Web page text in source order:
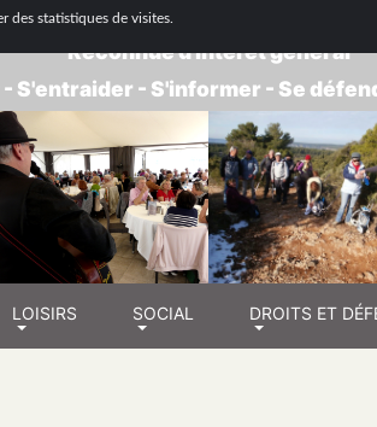
des statistiques de visites.
DE RETRAITÉS -
Reconnue d'intérêt général
S'entraider - S'informer - Se
LOISIRS SOCIAL DROITS ET